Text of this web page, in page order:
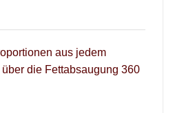
aus jedem
die Fettabsaugung 360